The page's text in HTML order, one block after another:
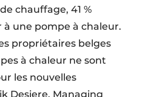
chauffage, 41 %
à une pompe à chaleur.
propriétaires belges
à chaleur ne sont
les nouvelles
Desiere, Managing